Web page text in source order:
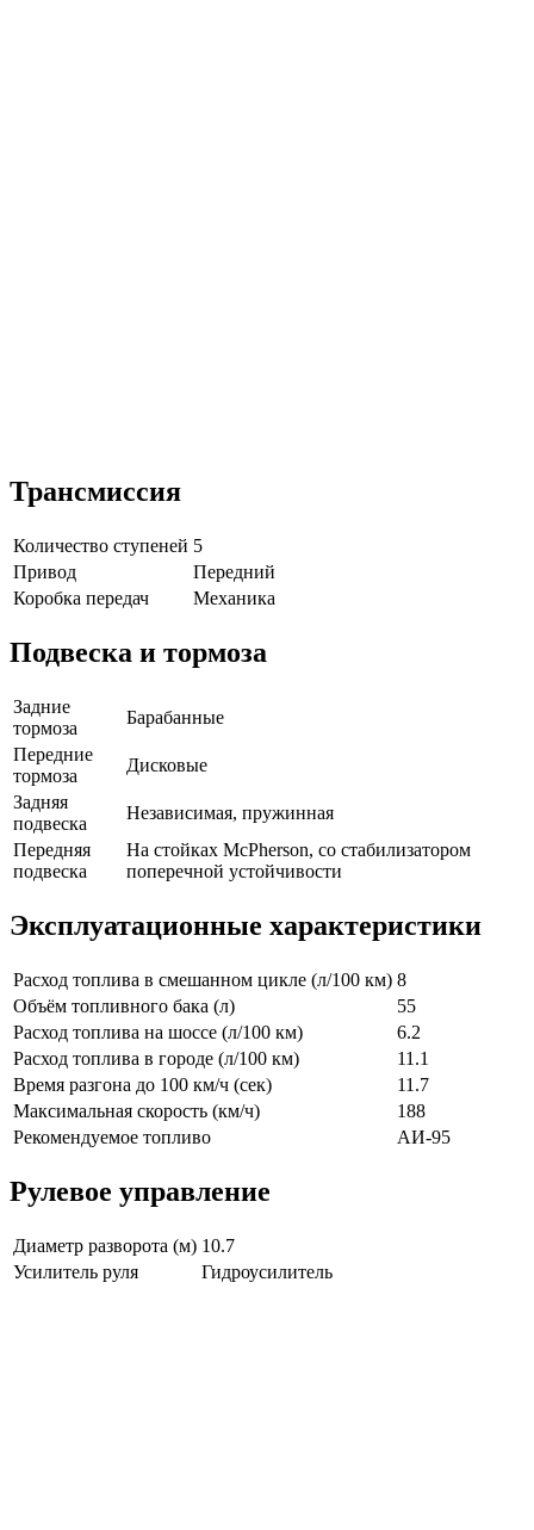
Трансмиссия
Количество ступеней 5
Привод
Передний
Коробка передач
Механика
Подвеска и тормоза
Задние
тормоза
Барабанные
Передние
тормоза
Дисковые
Задняя
подвеска
Независимая, пружинная
Передняя
подвеска
На стойках McPherson, со стабилизатором
поперечной устойчивости
Эксплуатационные характеристики
Расход топлива в смешанном цикле (л/100 км) 8
Объём топливного бака (л)
55
Расход топлива на шоссе (л/100 км)
6.2
Расход топлива в городе (л/100 км)
11.1
Время разгона до 100 км/ч (сек)
11.7
Максимальная скорость (км/ч)
188
Рекомендуемое топливо
АИ-95
Рулевое управление
Диаметр разворота (м) 10.7
Усилитель руля
Гидроусилитель